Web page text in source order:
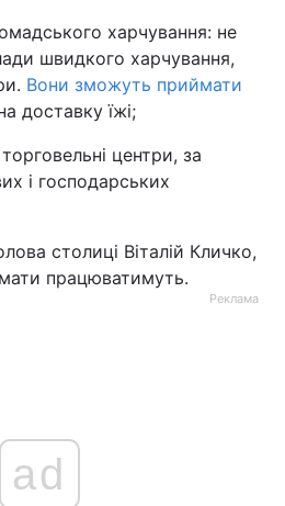
харчування: не
швидкого харчування,
Вони зможуть приймати
доставку їжі;
центри, за
і господарських
столиці Віталій Кличко,
працюватимуть.
Реклама
ad